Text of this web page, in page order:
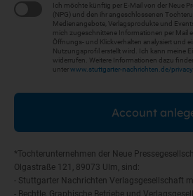
Ich möchte künftig per E-Mail von der Neue
(NPG) und den ihr angeschlossenen
Medienangebote, Verlagsprodukte und
mich zugeschnittene Informationen per Mail
Öffnungs- und Klickverhalten analysiert und
Nutzungsprofil erstellt wird. Ich kann meine
widerrufen. Weitere Informationen dazu
unterwww.stuttgarter-nachrichten.de/privacy
Account
*Tochterunternehmen der Neue
Olgastraße 121, 89073 Ulm, sind:
- Stuttgarter Nachrichten Verlagsgesellschaft
- Bechtle, Graphische Betriebe und